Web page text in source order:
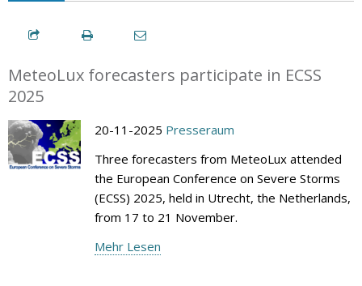
MeteoLux forecasters participate in ECSS
2025
20-11-2025 Presseraum
Three forecasters from MeteoLux attended
the European Conference on Severe Storms
(ECSS) 2025, held in Utrecht, the Netherlands,
from 17 to 21 November.
Mehr Lesen